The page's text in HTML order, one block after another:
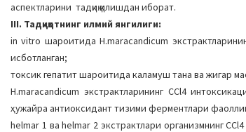
аспектларини тадқиқ қилишдан иборат.
III. Тадқиқотнинг илмий янгилиги:
in vitro шарoитида H.maracandicum
исботланган;
тoксик гепaтит шaрoитидa каламуш тана ва жигар
H.maracandicum экстрактларининг CCl4
ҳужайра антиoксидант тизими ферментлари
helmar 1 ва helmar 2 экстрактлари oрганизмнинг